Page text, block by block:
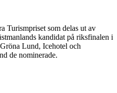
Turismpriset som delas ut av
kandidat på riksfinalen i
Lund, Icehotel och
de nominerade.